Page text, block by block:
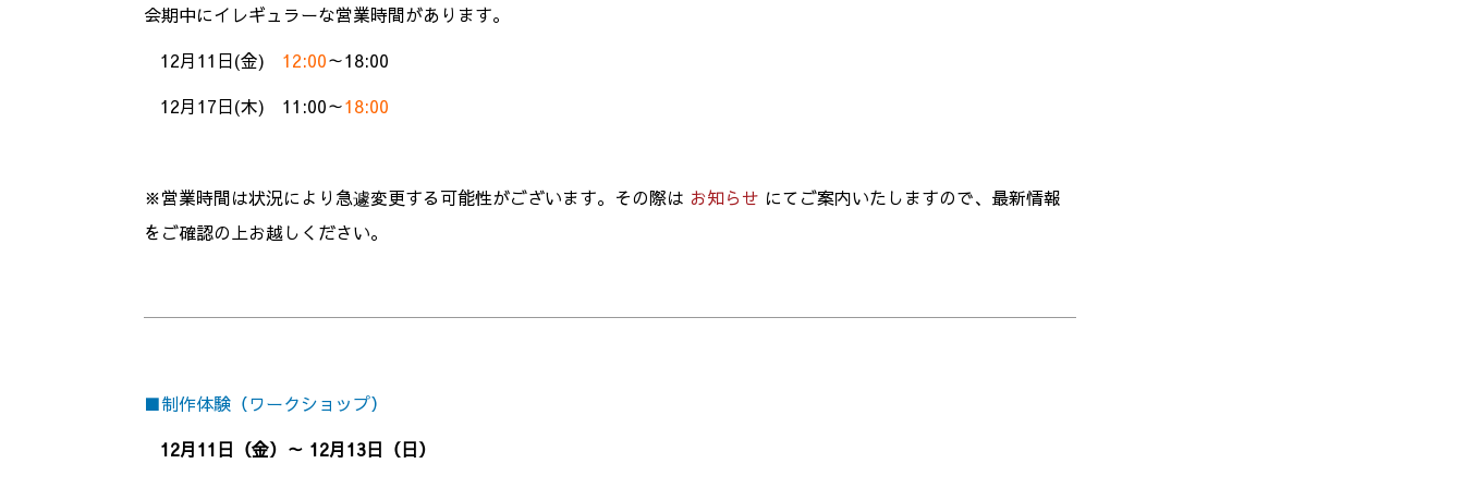
会期中にイレギュラーな営業時間があります。
12月11日(金) 12:00～18:00
12月17日(木) 11:00～18:00
※営業時間は状況により急遽変更する可能性がございます。その際は お知らせ にてご案内いたしますので、最新情報
をご確認の上お越しください。
■制作体験（ワークショップ）
12月11日（金）～ 12月13日（日）